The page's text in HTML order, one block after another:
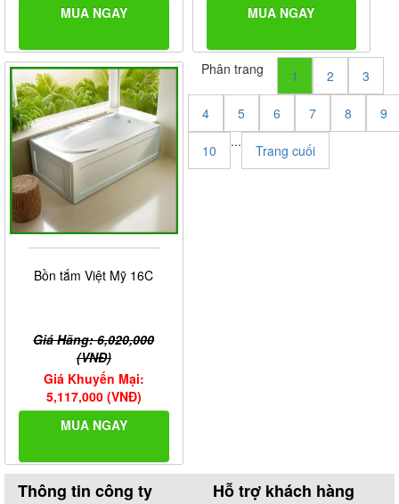
MUA NGAY
MUA NGAY
Bồn tắm Việt Mỹ 16C
Giá Hãng: 6,020,000
(VNĐ)
Giá Khuyến Mại:
5,117,000 (VNĐ)
MUA NGAY
Phân trang 1 2 3
4 5 6 7 8 9
10
...
Trang cuối
Thông tin công ty Hỗ trợ khách hàng